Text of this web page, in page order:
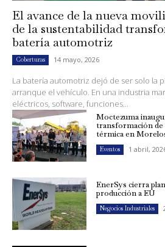
El avance de la nueva
de la sustentabilidad
batería automotriz
Coberturas 14 mayo, 2026
La batería automotriz dejó de ser solo la
arranque el vehículo. En una industria
eléctricos, software, funciones...
Moctezuma
transformación de
térmica en
Eventos 1 abril,
EnerSys cierra
producción a EU
Negocios Industriales